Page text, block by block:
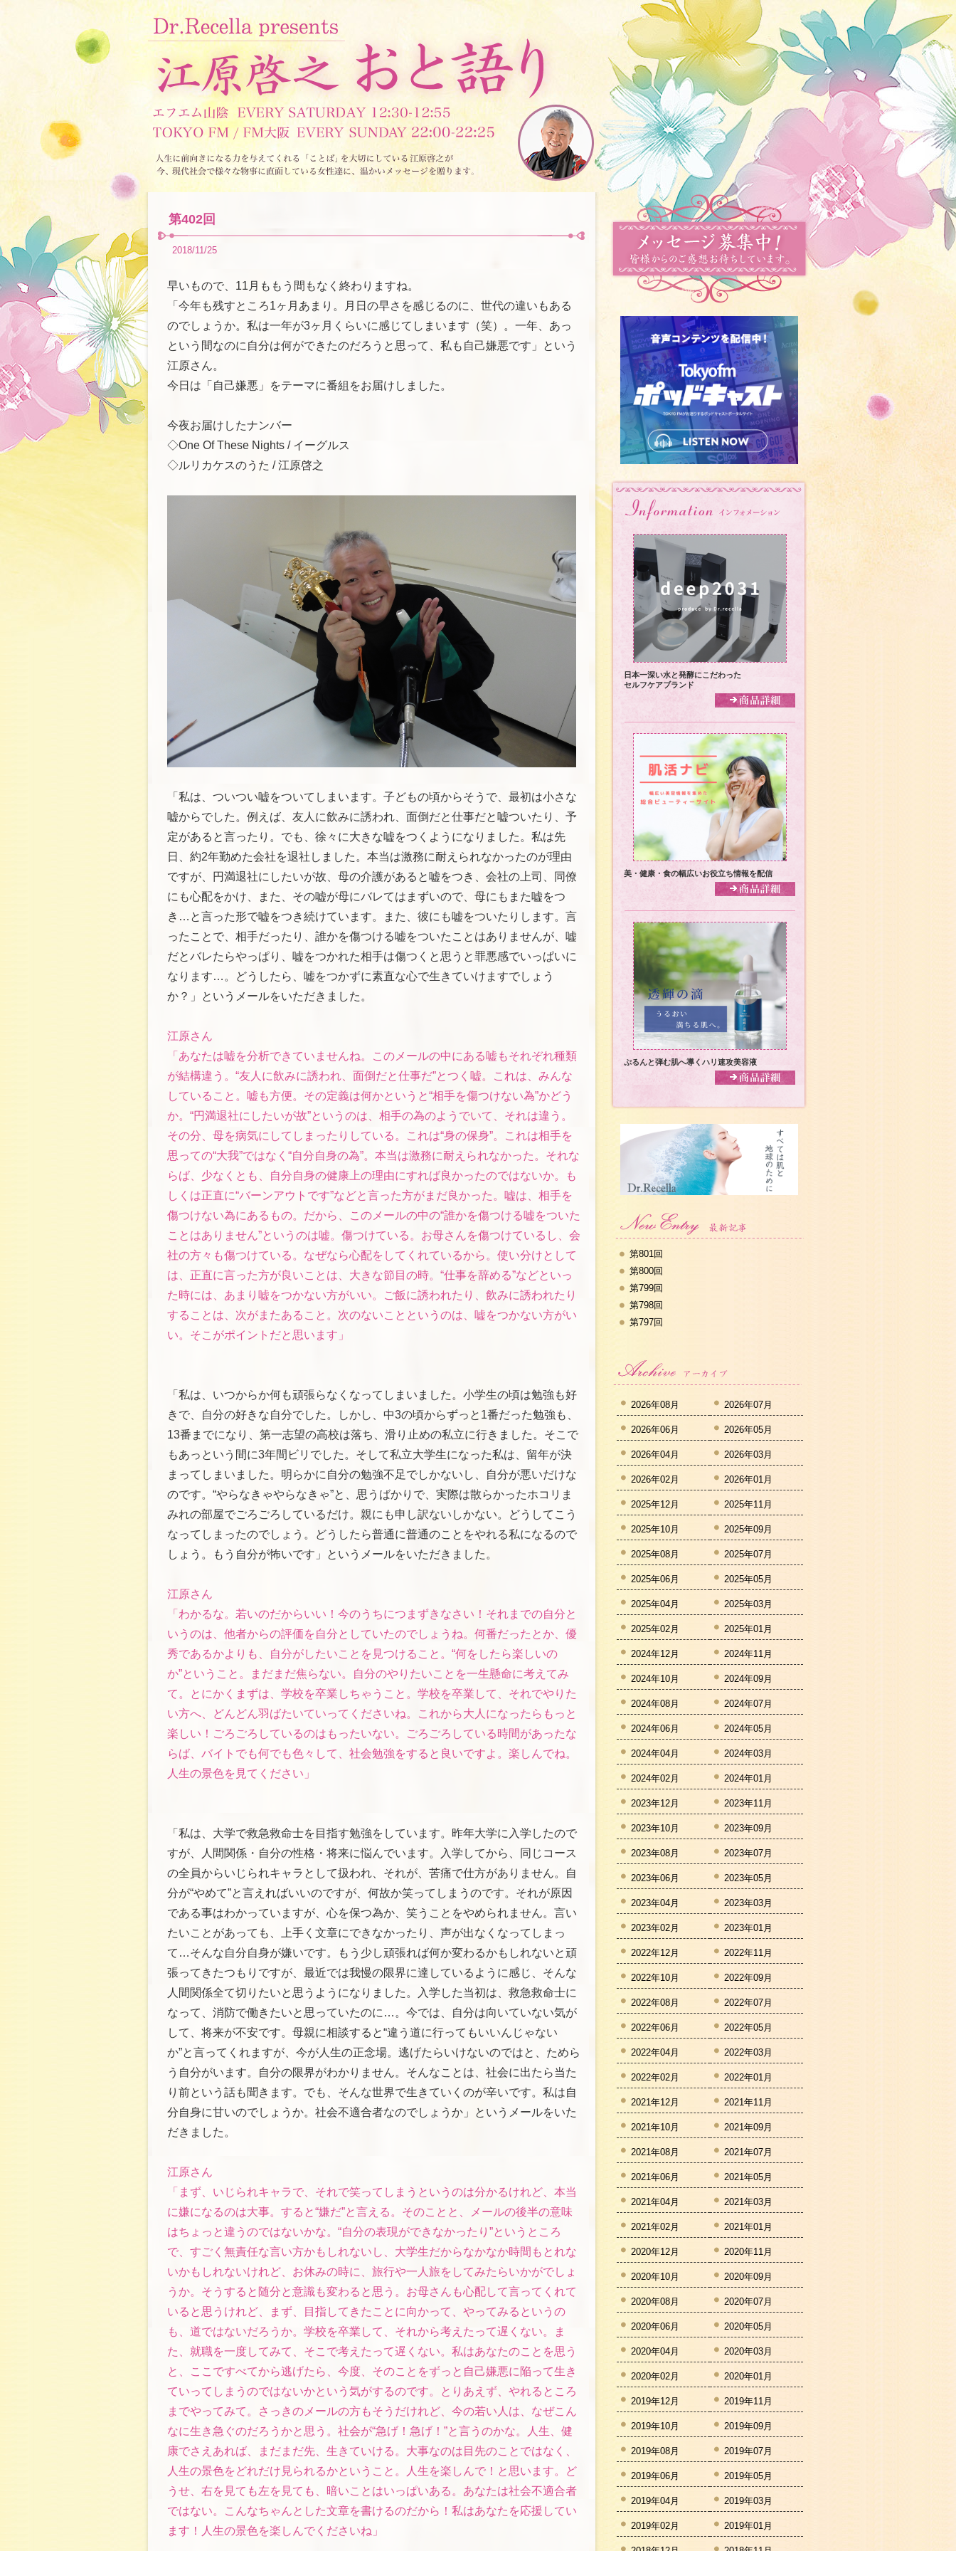
第402回
2018/11/25
早いもので、11月ももう間もなく終わりますね。
「今年も残すところ1ヶ月あまり。月日の早さを感じるのに、世代の違いもある
のでしょうか。私は一年が3ヶ月くらいに感じてしまいます（笑）。一年、あっ
という間なのに自分は何ができたのだろうと思って、私も自己嫌悪です」という
江原さん。
今日は「自己嫌悪」をテーマに番組をお届けしました。
今夜お届けしたナンバー
◇One Of These Nights / イーグルス
◇ルリカケスのうた / 江原啓之
「私は、ついつい嘘をついてしまいます。子どもの頃からそうで、最初は小さな
嘘からでした。例えば、友人に飲みに誘われ、面倒だと仕事だと嘘ついたり、予
定があると言ったり。でも、徐々に大きな嘘をつくようになりました。私は先
日、約2年勤めた会社を退社しました。本当は激務に耐えられなかったのが理由
ですが、円満退社にしたいが故、母の介護があると嘘をつき、会社の上司、同僚
にも心配をかけ、また、その嘘が母にバレてはまずいので、母にもまた嘘をつ
き…と言った形で嘘をつき続けています。また、彼にも嘘をついたりします。言
ったことで、相手だったり、誰かを傷つける嘘をついたことはありませんが、嘘
だとバレたらやっぱり、嘘をつかれた相手は傷つくと思うと罪悪感でいっぱいに
なります…。どうしたら、嘘をつかずに素直な心で生きていけますでしょう
か？」というメールをいただきました。
江原さん
「あなたは嘘を分析できていませんね。このメールの中にある嘘もそれぞれ種類
が結構違う。“友人に飲みに誘われ、面倒だと仕事だ”とつく嘘。これは、みんな
していること。嘘も方便。その定義は何かというと“相手を傷つけない為”かどう
か。“円満退社にしたいが故”というのは、相手の為のようでいて、それは違う。
その分、母を病気にしてしまったりしている。これは“身の保身”。これは相手を
思っての“大我”ではなく“自分自身の為”。本当は激務に耐えられなかった。それな
らば、少なくとも、自分自身の健康上の理由にすれば良かったのではないか。も
しくは正直に“バーンアウトです”などと言った方がまだ良かった。嘘は、相手を
傷つけない為にあるもの。だから、このメールの中の“誰かを傷つける嘘をついた
ことはありません”というのは嘘。傷つけている。お母さんを傷つけているし、会
社の方々も傷つけている。なぜなら心配をしてくれているから。使い分けとして
は、正直に言った方が良いことは、大きな節目の時。“仕事を辞める”などといっ
た時には、あまり嘘をつかない方がいい。ご飯に誘われたり、飲みに誘われたり
することは、次がまたあること。次のないことというのは、嘘をつかない方がい
い。そこがポイントだと思います」
「私は、いつからか何も頑張らなくなってしまいました。小学生の頃は勉強も好
きで、自分の好きな自分でした。しかし、中3の頃からずっと1番だった勉強も、
13番までになり、第一志望の高校は落ち、滑り止めの私立に行きました。そこで
もあっという間に3年間ビリでした。そして私立大学生になった私は、留年が決
まってしまいました。明らかに自分の勉強不足でしかないし、自分が悪いだけな
のです。“やらなきゃやらなきゃ”と、思うばかりで、実際は散らかったホコリま
みれの部屋でごろごろしているだけ。親にも申し訳ないしかない。どうしてこう
なってしまったのでしょう。どうしたら普通に普通のことをやれる私になるので
しょう。もう自分が怖いです」というメールをいただきました。
江原さん
「わかるな。若いのだからいい！今のうちにつまずきなさい！それまでの自分と
いうのは、他者からの評価を自分としていたのでしょうね。何番だったとか、優
秀であるかよりも、自分がしたいことを見つけること。“何をしたら楽しいの
か”ということ。まだまだ焦らない。自分のやりたいことを一生懸命に考えてみ
て。とにかくまずは、学校を卒業しちゃうこと。学校を卒業して、それでやりた
い方へ、どんどん羽ばたいていってくださいね。これから大人になったらもっと
楽しい！ごろごろしているのはもったいない。ごろごろしている時間があったな
らば、バイトでも何でも色々して、社会勉強をすると良いですよ。楽しんでね。
人生の景色を見てください」
「私は、大学で救急救命士を目指す勉強をしています。昨年大学に入学したので
すが、人間関係・自分の性格・将来に悩んでいます。入学してから、同じコース
の全員からいじられキャラとして扱われ、それが、苦痛で仕方がありません。自
分が“やめて”と言えればいいのですが、何故か笑ってしまうのです。それが原因
である事はわかっていますが、心を保つ為か、笑うことをやめられません。言い
たいことがあっても、上手く文章にできなかったり、声が出なくなってしまっ
て…そんな自分自身が嫌いです。もう少し頑張れば何か変わるかもしれないと頑
張ってきたつもりですが、最近では我慢の限界に達しているように感じ、そんな
人間関係全て切りたいと思うようになりました。入学した当初は、救急救命士に
なって、消防で働きたいと思っていたのに…。今では、自分は向いていない気が
して、将来が不安です。母親に相談すると“違う道に行ってもいいんじゃない
か”と言ってくれますが、今が人生の正念場。逃げたらいけないのではと、ためら
う自分がいます。自分の限界がわかりません。そんなことは、社会に出たら当た
り前という話も聞きます。でも、そんな世界で生きていくのが辛いです。私は自
分自身に甘いのでしょうか。社会不適合者なのでしょうか」というメールをいた
だきました。
江原さん
「まず、いじられキャラで、それで笑ってしまうというのは分かるけれど、本当
に嫌になるのは大事。すると“嫌だ”と言える。そのことと、メールの後半の意味
はちょっと違うのではないかな。“自分の表現ができなかったり”というところ
で、すごく無責任な言い方かもしれないし、大学生だからなかなか時間もとれな
いかもしれないけれど、お休みの時に、旅行や一人旅をしてみたらいかがでしょ
うか。そうすると随分と意識も変わると思う。お母さんも心配して言ってくれて
いると思うけれど、まず、目指してきたことに向かって、やってみるというの
も、道ではないだろうか。学校を卒業して、それから考えたって遅くない。ま
た、就職を一度してみて、そこで考えたって遅くない。私はあなたのことを思う
と、ここですべてから逃げたら、今度、そのことをずっと自己嫌悪に陥って生き
ていってしまうのではないかという気がするのです。とりあえず、やれるところ
までやってみて。さっきのメールの方もそうだけれど、今の若い人は、なぜこん
なに生き急ぐのだろうかと思う。社会が“急げ！急げ！”と言うのかな。人生、健
康でさえあれば、まだまだ先、生きていける。大事なのは目先のことではなく、
人生の景色をどれだけ見られるかということ。人生を楽しんで！と思います。ど
うせ、右を見ても左を見ても、暗いことはいっぱいある。あなたは社会不適合者
ではない。こんなちゃんとした文章を書けるのだから！私はあなたを応援してい
ます！人生の景色を楽しんでくださいね」
日本一深い水と発酵にこだわった
セルフケアブランド
美・健康・食の幅広いお役立ち情報を配信
ぷるんと弾む肌へ導くハリ速攻美容液
第801回
第800回
第799回
第798回
第797回
2026年08月 2026年07月
2026年06月 2026年05月
2026年04月 2026年03月
2026年02月 2026年01月
2025年12月 2025年11月
2025年10月 2025年09月
2025年08月 2025年07月
2025年06月 2025年05月
2025年04月 2025年03月
2025年02月 2025年01月
2024年12月 2024年11月
2024年10月 2024年09月
2024年08月 2024年07月
2024年06月 2024年05月
2024年04月 2024年03月
2024年02月 2024年01月
2023年12月 2023年11月
2023年10月 2023年09月
2023年08月 2023年07月
2023年06月 2023年05月
2023年04月 2023年03月
2023年02月 2023年01月
2022年12月 2022年11月
2022年10月 2022年09月
2022年08月 2022年07月
2022年06月 2022年05月
2022年04月 2022年03月
2022年02月 2022年01月
2021年12月 2021年11月
2021年10月 2021年09月
2021年08月 2021年07月
2021年06月 2021年05月
2021年04月 2021年03月
2021年02月 2021年01月
2020年12月 2020年11月
2020年10月 2020年09月
2020年08月 2020年07月
2020年06月 2020年05月
2020年04月 2020年03月
2020年02月 2020年01月
2019年12月 2019年11月
2019年10月 2019年09月
2019年08月 2019年07月
2019年06月 2019年05月
2019年04月 2019年03月
2019年02月 2019年01月